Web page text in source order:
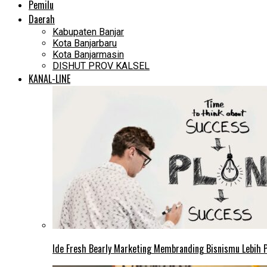
Pemilu
Daerah
Kabupaten Banjar
Kota Banjarbaru
Kota Banjarmasin
DISHUT PROV KALSEL
KANAL-LINE
Ide Fresh Bearly Marketing Membranding Bisnismu Lebih